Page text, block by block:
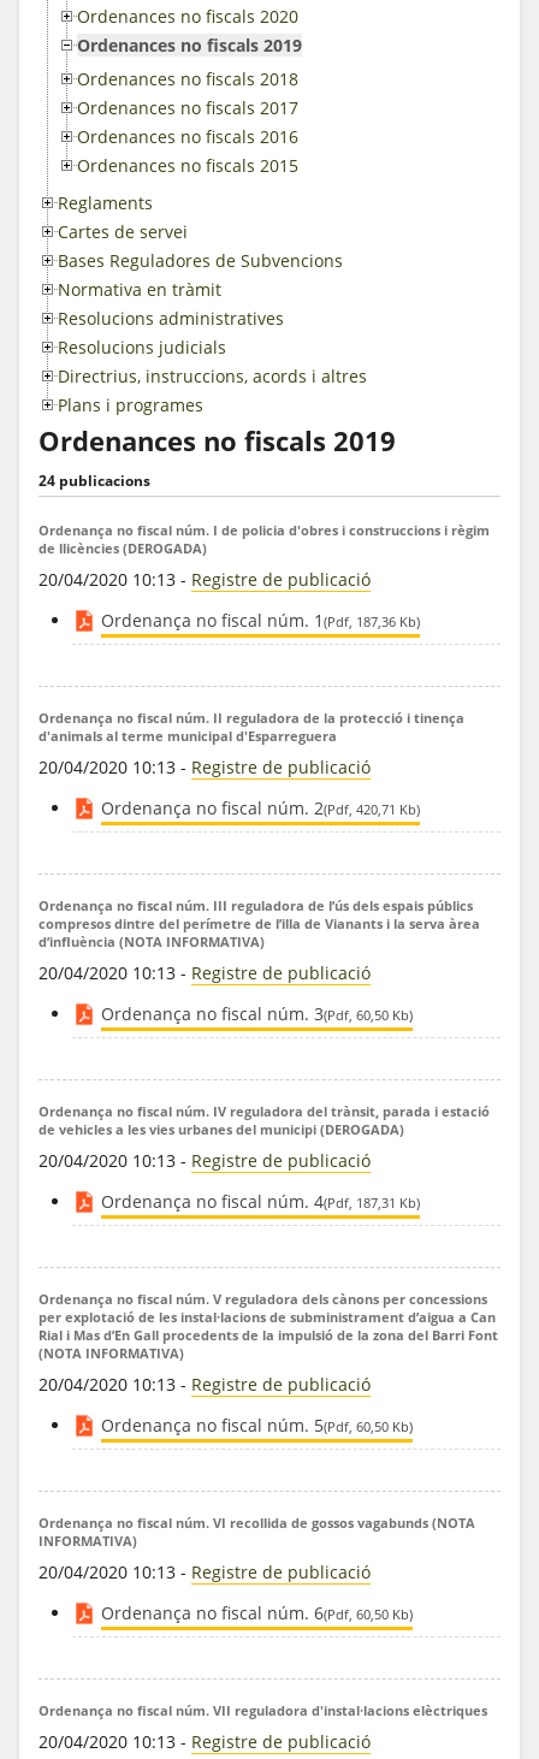
Ordenances no fiscals 2020
Ordenances no fiscals 2019
Ordenances no fiscals 2018
Ordenances no fiscals 2017
Ordenances no fiscals 2016
Ordenances no fiscals 2015
Reglaments
Cartes de servei
Bases Reguladores de Subvencions
Normativa en tràmit
Resolucions administratives
Resolucions judicials
Directrius, instruccions, acords i altres
Plans i programes
Ordenances no fiscals 2019
24 publicacions
Ordenança no fiscal núm. I de policia d'obres i construccions i règim
de llicències (DEROGADA)
20/04/2020 10:13 - Registre de publicació
Ordenança no fiscal núm. 1 (Pdf, 187,36 Kb)
Ordenança no fiscal núm. II reguladora de la protecció i tinença
d'animals al terme municipal d'Esparreguera
20/04/2020 10:13 - Registre de publicació
Ordenança no fiscal núm. 2(Pdf, 420,71 Kb)
Ordenança no fiscal núm. III reguladora de l’ús dels espais públics
compresos dintre del perímetre de l’illa de Vianants i la serva àrea
d’influència (NOTA INFORMATIVA)
20/04/2020 10:13 - Registre de publicació
Ordenança no fiscal núm. 3(Pdf, 60,50 Kb)
Ordenança no fiscal núm. IV reguladora del trànsit, parada i estació
de vehicles a les vies urbanes del municipi (DEROGADA)
20/04/2020 10:13 - Registre de publicació
Ordenança no fiscal núm. 4(Pdf, 187,31 Kb)
Ordenança no fiscal núm. V reguladora dels cànons per concessions
per explotació de les instal·lacions de subministrament d’aigua a Can
Rial i Mas d’En Gall procedents de la impulsió de la zona del Barri Font
(NOTA INFORMATIVA)
20/04/2020 10:13 - Registre de publicació
Ordenança no fiscal núm. 5(Pdf, 60,50 Kb)
Ordenança no fiscal núm. VI recollida de gossos vagabunds (NOTA
INFORMATIVA)
20/04/2020 10:13 - Registre de publicació
Ordenança no fiscal núm. 6(Pdf, 60,50 Kb)
Ordenança no fiscal núm. VII reguladora d'instal·lacions elèctriques
20/04/2020 10:13 - Registre de publicació